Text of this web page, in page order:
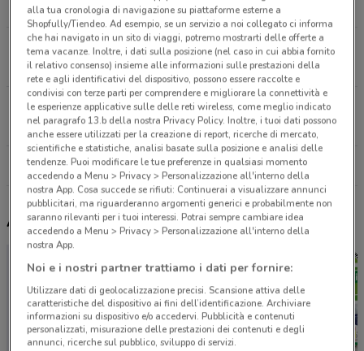
8.3 km
Via Collatina, 858 Roma
17.2 km
Via Portuense Fiumicino
19.9 km
Tutti i negozi Uci Cinemas
Altri volantini nelle vicinanze
alla tua cronologia di navigazione su piattaforme esterne a
Shopfully/Tiendeo. Ad esempio, se un servizio a noi collegato ci informa
che hai navigato in un sito di viaggi, potremo mostrarti delle offerte a
tema vacanze. Inoltre, i dati sulla posizione (nel caso in cui abbia fornito
il relativo consenso) insieme alle informazioni sulle prestazioni della
rete e agli identificativi del dispositivo, possono essere raccolte e
condivisi con terze parti per comprendere e migliorare la connettività e
le esperienze applicative sulle delle reti wireless, come meglio indicato
nel paragrafo 13.b della nostra Privacy Policy. Inoltre, i tuoi dati possono
anche essere utilizzati per la creazione di report, ricerche di mercato,
scientifiche e statistiche, analisi basate sulla posizione e analisi delle
tendenze. Puoi modificare le tue preferenze in qualsiasi momento
accedendo a Menu > Privacy > Personalizzazione all'interno della
nostra App. Cosa succede se rifiuti: Continuerai a visualizzare annunci
pubblicitari, ma riguarderanno argomenti generici e probabilmente non
saranno rilevanti per i tuoi interessi. Potrai sempre cambiare idea
accedendo a Menu > Privacy > Personalizzazione all'interno della
nostra App.
Noi e i nostri partner trattiamo i dati per fornire:
Utilizzare dati di geolocalizzazione precisi. Scansione attiva delle
caratteristiche del dispositivo ai fini dell’identificazione. Archiviare
informazioni su dispositivo e/o accedervi. Pubblicità e contenuti
personalizzati, misurazione delle prestazioni dei contenuti e degli
annunci, ricerche sul pubblico, sviluppo di servizi.